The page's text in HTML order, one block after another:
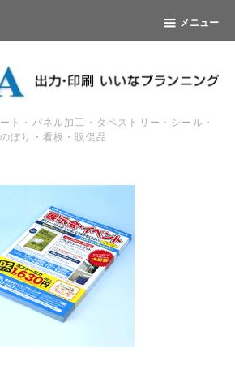
メニュー
ト・パネル加工・タペストリー・シール・
のぼり・看板・販促品